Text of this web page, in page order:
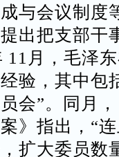
与会议制度
出把支部干
11月，毛泽
验，其中包
会”。同月
》指出，“
扩大委员数